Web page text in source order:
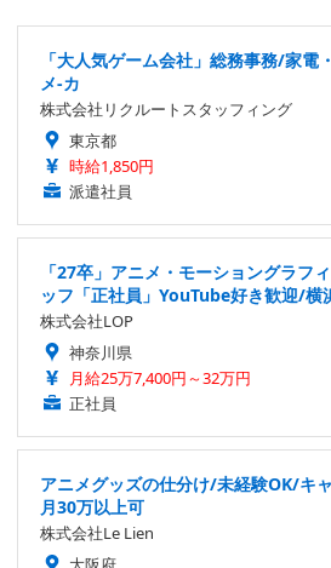
「大人気ゲーム会社」総務事務/家電
メ-カ
株式会社リクルートスタッフィング
東京都
時給1,850円
派遣社員
「27卒」アニメ・モーショングラフ
ッフ「正社員」YouTube好き歓迎/横
株式会社LOP
神奈川県
月給25万7,400円～32万円
正社員
アニメグッズの仕分け/未経験OK/キ
月30万以上可
株式会社Le Lien